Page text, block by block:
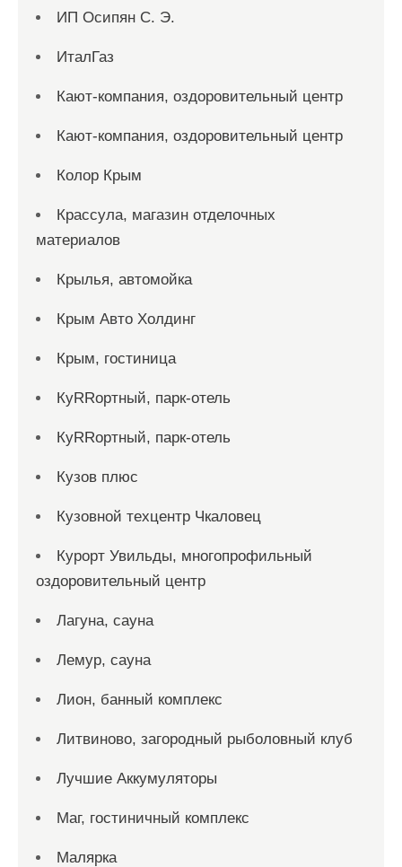
ИП Осипян С. Э.
ИталГаз
Кают-компания, оздоровительный центр
Кают-компания, оздоровительный центр
Колор Крым
Крассула, магазин отделочных
материалов
Крылья, автомойка
Крым Авто Холдинг
Крым, гостиница
КуRRортный, парк-отель
КуRRортный, парк-отель
Кузов плюс
Кузовной техцентр Чкаловец
Курорт Увильды, многопрофильный
оздоровительный центр
Лагуна, сауна
Лемур, сауна
Лион, банный комплекс
Литвиново, загородный рыболовный клуб
Лучшие Аккумуляторы
Маг, гостиничный комплекс
Малярка